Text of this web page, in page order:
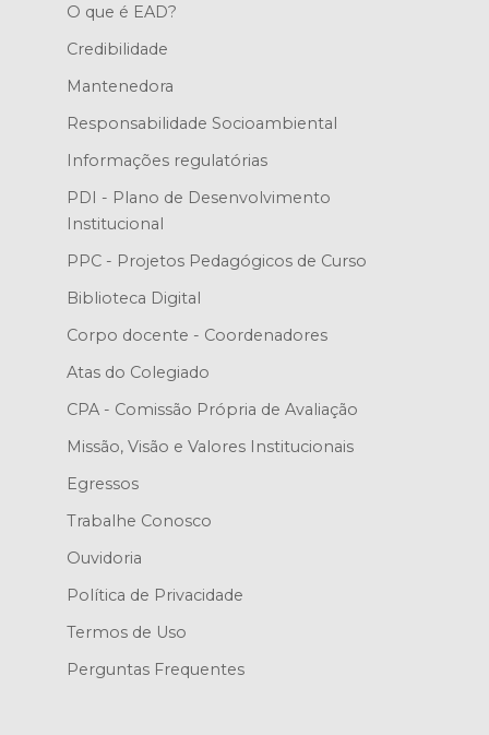
O que é EAD?
Credibilidade
Mantenedora
Responsabilidade Socioambiental
Informações regulatórias
PDI - Plano de Desenvolvimento
Institucional
PPC - Projetos Pedagógicos de Curso
Biblioteca Digital
Corpo docente - Coordenadores
Atas do Colegiado
CPA - Comissão Própria de Avaliação
Missão, Visão e Valores Institucionais
Egressos
Trabalhe Conosco
Ouvidoria
Política de Privacidade
Termos de Uso
Perguntas Frequentes